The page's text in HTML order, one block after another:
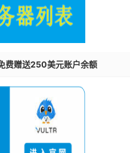
费赠送250美元账户余额